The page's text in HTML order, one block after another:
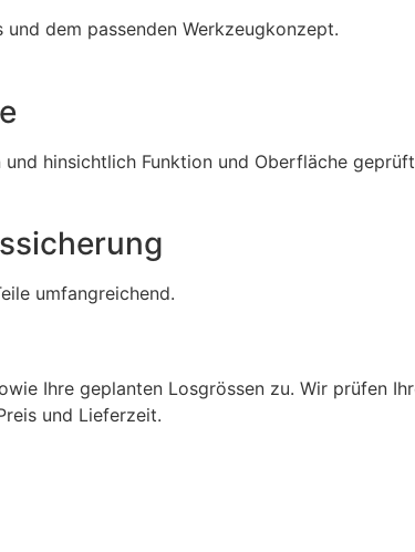
dem passenden Werkzeugkonzept.
hinsichtlich Funktion und Oberfläche
umfangreichend.
Ihre geplanten Losgrössen zu. Wir prüfen
und Lieferzeit.